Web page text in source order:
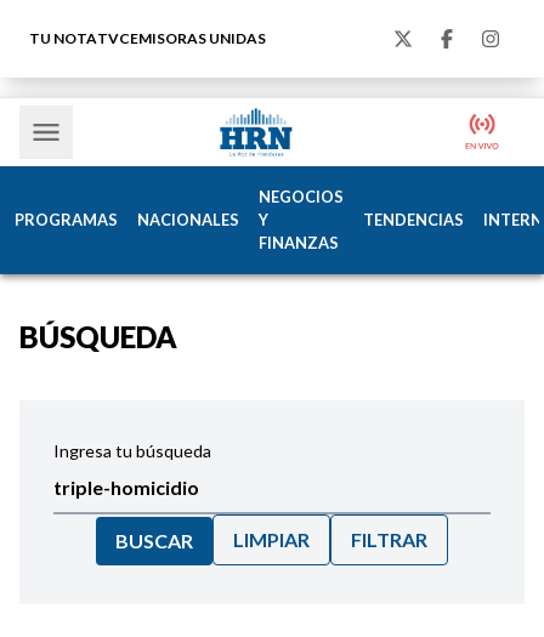
TU NOTATVCEMISORAS UNIDAS
PROGRAMAS NACIONALES
NEGOCIOS
Y
FINANZAS
TENDENCIAS
BÚSQUEDA
Ingresa tu búsqueda
BUSCAR LIMPIAR FILTRAR